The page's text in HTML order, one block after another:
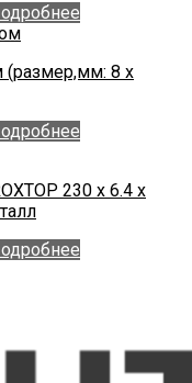
(размер,мм: 8 х
230 x 6.4 x